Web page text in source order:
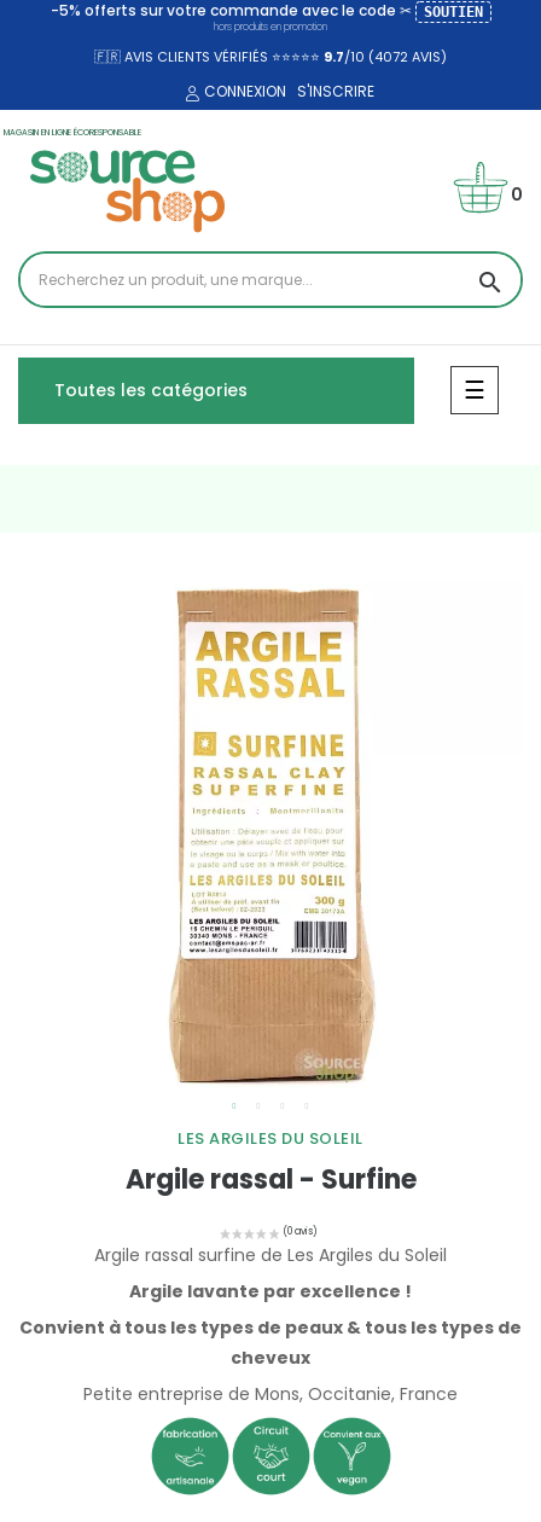
-5% offerts sur votre commande avec le code ✂ SOUTIEN
hors produits en promotion
🇫🇷 AVIS CLIENTS VÉRIFIÉS ⭐⭐⭐⭐⭐ 9.7/10 (4072AVIS)
CONNEXION S'INSCRIRE
MAGASIN EN LIGNE ÉCORESPONSABLE
search
0
Toutes les catégories ☰
LES ARGILES DU SOLEIL
Argile rassal - Surfine
Argile rassal surfine de Les Argiles du Soleil
Argile lavante par excellence !
Convient à tous les types de peaux & tous les types de
cheveux
Petite entreprise de Mons, Occitanie, France